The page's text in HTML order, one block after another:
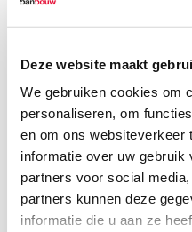
Deze website maakt
We gebruiken cookies om
personaliseren, om
en om ons websiteverkeer
informatie over uw gebruik
partners voor social
partners kunnen deze
informatie die u aan ze
12 september 2018